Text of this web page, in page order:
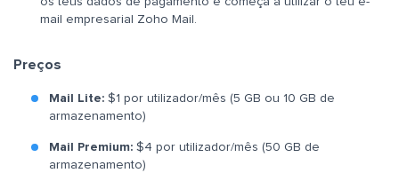
mail empresarial Zoho Mail.
Preços
Mail Lite: $1 por utilizador/mês (5 GB ou 10 GB de
armazenamento)
Mail Premium: $4 por utilizador/mês (50 GB de
armazenamento)